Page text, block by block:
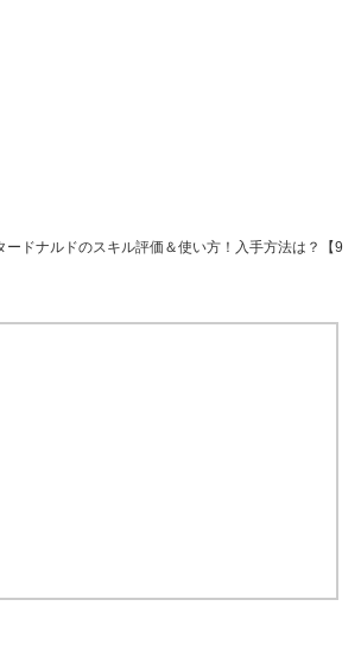
ードナルドのスキル評価＆使い方！入手方法は？【9